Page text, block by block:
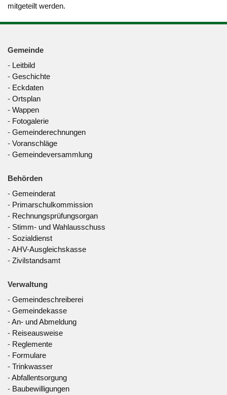
mitgeteilt werden.
Gemeinde
- Leitbild
- Geschichte
- Eckdaten
- Ortsplan
- Wappen
- Fotogalerie
- Gemeinderechnungen
- Voranschläge
- Gemeindeversammlung
Behörden
- Gemeinderat
- Primarschulkommission
- Rechnungsprüfungsorgan
- Stimm- und Wahlausschuss
- Sozialdienst
-AHV-Ausgleichskasse
- Zivilstandsamt
Verwaltung
- Gemeindeschreiberei
- Gemeindekasse
-An- und Abmeldung
- Reiseausweise
- Reglemente
- Formulare
- Trinkwasser
-Abfallentsorgung
- Baubewilligungen